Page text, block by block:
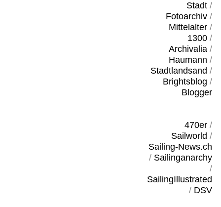
Stadt/
Fotoarchiv/
Mittelalter/
1300/
Archivalia/
Haumann /
Stadtlandsand /
Brightsblog /
Blogger
470er/
Sailworld /
Sailing-News.ch
/ Sailinganarchy
/
SailingIllustrated
/ DSV